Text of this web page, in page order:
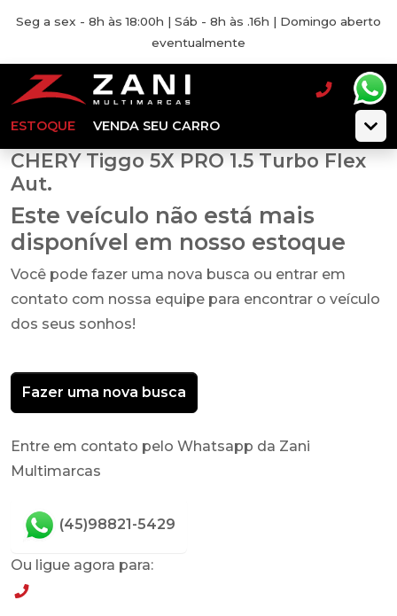
Seg a sex - 8h às 18:00h | Sáb - 8h às .16h | Domingo aberto
eventualmente
ESTOQUE VENDA SEU CARRO
CHERY Tiggo 5X PRO 1.5 Turbo Flex
Aut.
Este veículo não está mais
disponível em nosso estoque
Você pode fazer uma nova busca ou entrar em
contato com nossa equipe para encontrar o veículo
dos seus sonhos!
Fazer uma nova busca
Entre em contato pelo Whatsapp da Zani
Multimarcas
(45)98821-5429
Ou ligue agora para: